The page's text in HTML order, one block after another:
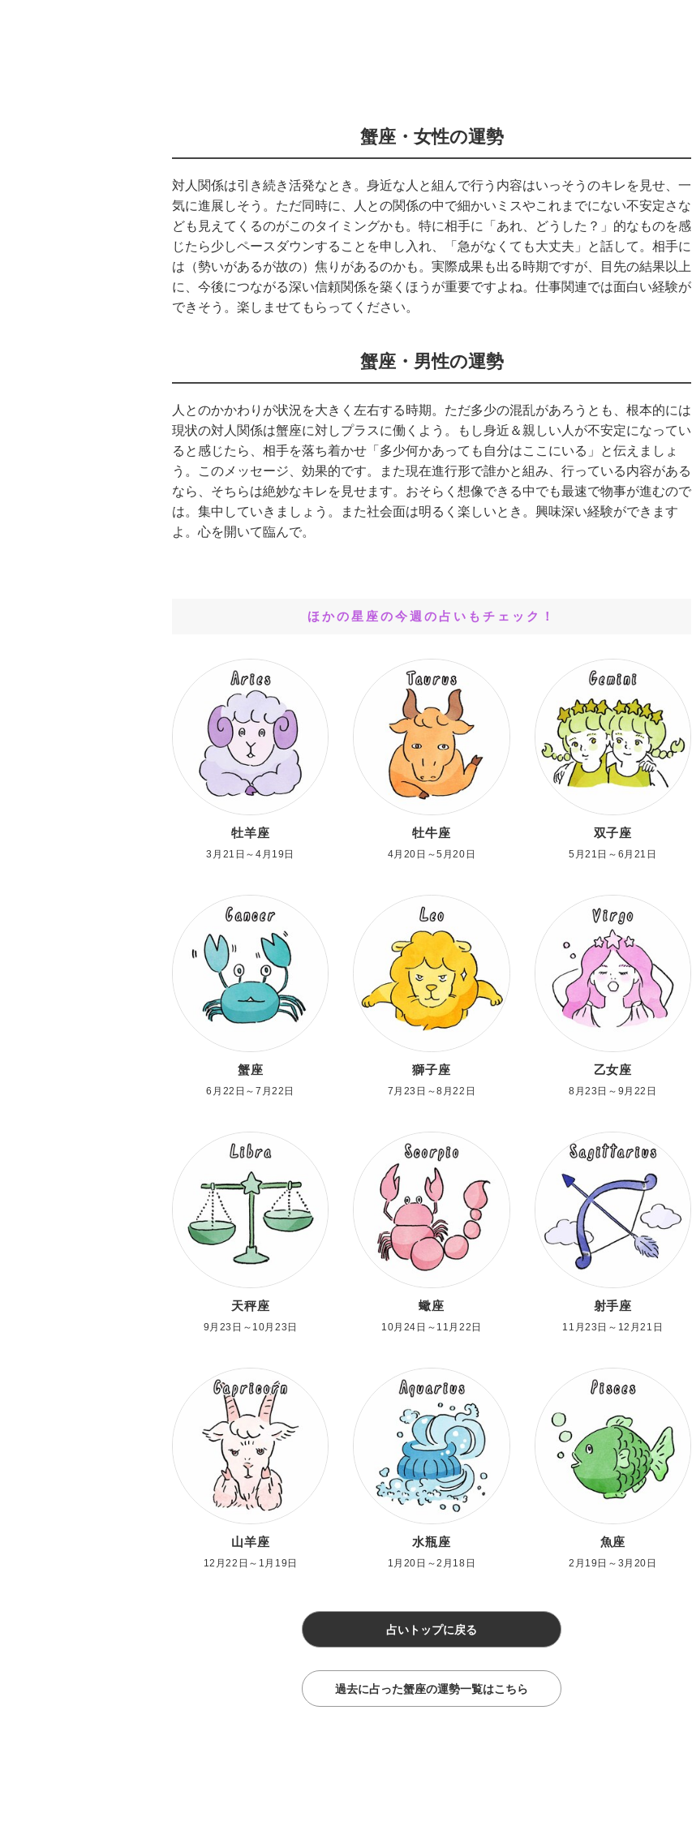
蟹座・女性の運勢
対人関係は引き続き活発なとき。身近な人と組んで行う内容はいっそうのキレを見せ、一
気に進展しそう。ただ同時に、人との関係の中で細かいミスやこれまでにない不安定さな
ども見えてくるのがこのタイミングかも。特に相手に「あれ、どうした？」的なものを感
じたら少しペースダウンすることを申し入れ、「急がなくても大丈夫」と話して。相手に
は（勢いがあるが故の）焦りがあるのかも。実際成果も出る時期ですが、目先の結果以上
に、今後につながる深い信頼関係を築くほうが重要ですよね。仕事関連では面白い経験が
できそう。楽しませてもらってください。
蟹座・男性の運勢
人とのかかわりが状況を大きく左右する時期。ただ多少の混乱があろうとも、根本的には
現状の対人関係は蟹座に対しプラスに働くよう。もし身近＆親しい人が不安定になってい
ると感じたら、相手を落ち着かせ「多少何かあっても自分はここにいる」と伝えましょ
う。このメッセージ、効果的です。また現在進行形で誰かと組み、行っている内容がある
なら、そちらは絶妙なキレを見せます。おそらく想像できる中でも最速で物事が進むので
は。集中していきましょう。また社会面は明るく楽しいとき。興味深い経験ができます
よ。心を開いて臨んで。
ほかの星座の今週の占いもチェック！
牡羊座
3月21日～4月19日
牡牛座
4月20日～5月20日
双子座
5月21日～6月21日
蟹座
6月22日～7月22日
獅子座
7月23日～8月22日
乙女座
8月23日～9月22日
天秤座
9月23日～10月23日
蠍座
10月24日～11月22日
射手座
11月23日～12月21日
山羊座
12月22日～1月19日
水瓶座
1月20日～2月18日
魚座
2月19日～3月20日
占いトップに戻る
過去に占った蟹座の運勢一覧はこちら